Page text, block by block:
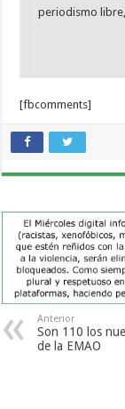
periodismo
[fbcomments]
Anterior
Son 110 los
de la EMAO